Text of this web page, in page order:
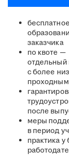
бесплатное
заказчика
по квоте —
отдельный
с более
после
меры
в период
практика